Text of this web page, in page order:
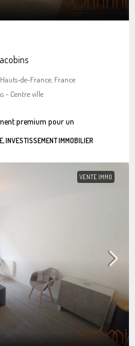
de-France, France
- Centre ville
premium pour un
INVESTISSEMENT IMMOBILIER
VENTE IMMO